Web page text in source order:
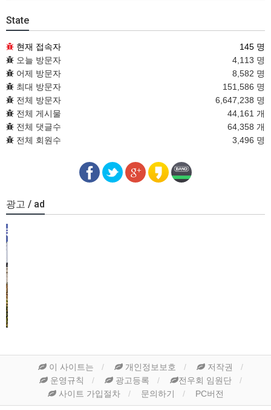
State
현재 접속자
145 명
오늘 방문자
4,113 명
어제 방문자
8,582 명
최대 방문자
151,586 명
전체 방문자
6,647,238 명
전체 게시물
44,161 개
전체 댓글수
64,358 개
전체 회원수
3,496 명
광고 / ad
이 사이트는 개인정보보호
저작권
운영규칙
광고등록
전우회 임원단
사이트 가입절차
문의하기 PC버전